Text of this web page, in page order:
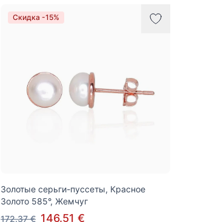
Скидка -15%
Золотые серьги-пуссеты, Красное
Золото 585°, Жемчуг
172.37 € 146.51 €